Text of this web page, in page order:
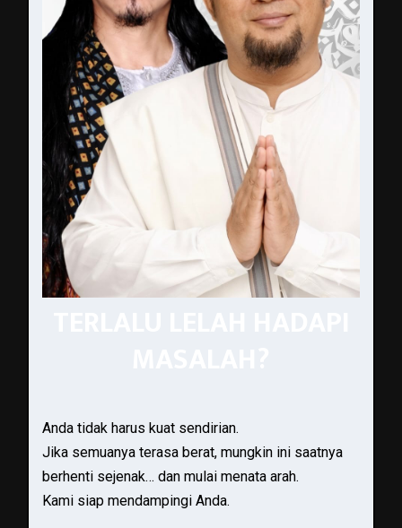
Anda tidak harus kuat sendirian.
Jika semuanya terasa berat, mungkin ini saatnya
berhenti sejenak… dan mulai menata arah.
Kami siap mendampingi Anda.